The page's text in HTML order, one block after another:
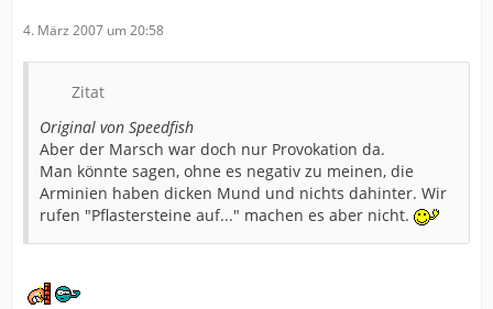
4. März 2007 um 20:58
Zitat
Original von Speedfish
Aber der Marsch war doch nur Provokation da.
Man könnte sagen, ohne es negativ zu meinen, die
Arminien haben dicken Mund und nichts dahinter. Wir
rufen "Pflastersteine auf..." machen es aber nicht.